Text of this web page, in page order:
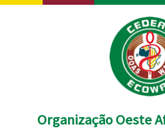
Passar
Organização Oeste